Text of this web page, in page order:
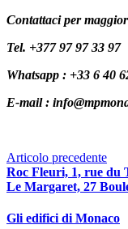
Contattaci per
Tel. +377 97 97 33 97
Whatsapp : +33 6 40
E-mail :
Articolo precedente
Roc Fleuri, 1, rue du
Le Margaret, 27
Gli edifici di Monaco